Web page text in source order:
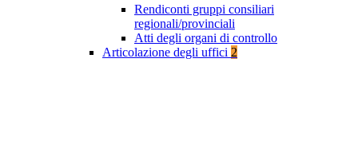
Rendiconti gruppi consiliari
regionali/provinciali
Atti degli organi di controllo
Articolazione degli uffici 2